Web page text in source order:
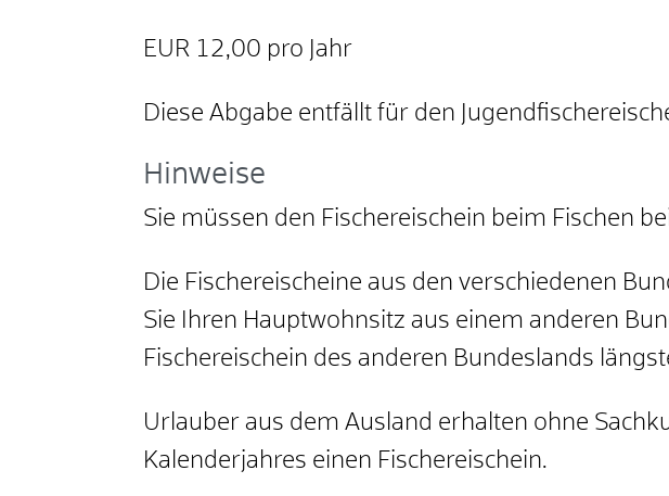
EUR 12,00 pro Jahr
Diese Abgabe entfällt für den
Hinweise
Sie müssen den Fischereischein beim Fischen
Die Fischereischeine aus den verschiedenen
Sie Ihren Hauptwohnsitz aus einem anderen
Fischereischein des anderen Bundeslands
Urlauber aus dem Ausland erhalten ohne
Kalenderjahres einen Fischereischein.